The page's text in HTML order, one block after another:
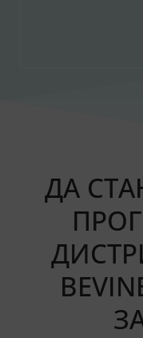
ДА